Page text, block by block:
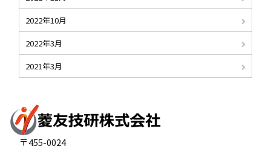
2022年10月
2022年3月
2021年3月
〒455-0024